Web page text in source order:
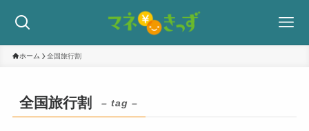
ホーム 全国旅行割
全国旅行割 – tag –